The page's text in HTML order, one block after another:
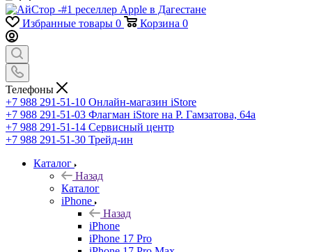
Избранные товары 0 Корзина 0
Телефоны
+7 988 291-51-10 Онлайн-магазин iStore
+7 988 291-51-03 Флагман iStore на Р. Гамзатова, 64а
+7 988 291-51-14 Сервисный центр
+7 988 291-51-30 Трейд-ин
Каталог
Назад
Каталог
iPhone
Назад
iPhone
iPhone 17 Pro